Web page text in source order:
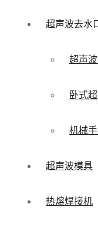
超声波去水
超声
卧式
机械
超声波模具
热熔焊接机